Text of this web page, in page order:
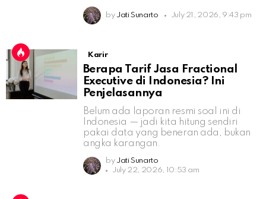
by Jati Sunarto July 21, 2026, 9:43 pm
Karir
Berapa Tarif Jasa Fractional
Executive di Indonesia? Ini
Penjelasannya
Belum ada laporan resmi soal ini di
Indonesia — jadi kita hitung sendiri
pakai data yang beneran ada, bukan
angka karangan.
by Jati Sunarto
July 22, 2026, 10:53 am